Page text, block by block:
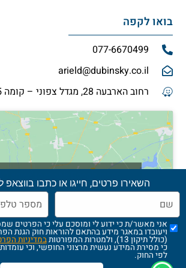
בואו לקפה
077-6670499
arield@dubinsky.co.il
רחוב הארבעה 28, מגדל צפוני – קומה 35
'I agree' to enable Google maps
מדיניות הגנה על הפרטיות
I agree
השאירו פרטים, חייגו או כתבו בווצאפ
אני מאשר/ת כי ידוע לי ומוסכם עלי כי הפרטים
(כולל תיקון 13), ולמטרות המפורטות במדיניות
כי מסירת המידע נעשית מרצוני החופשי, וכי עומדות
לפי החוק.